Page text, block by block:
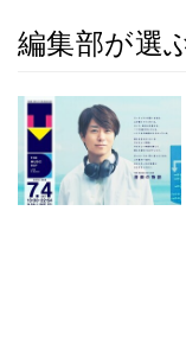
編集部が選